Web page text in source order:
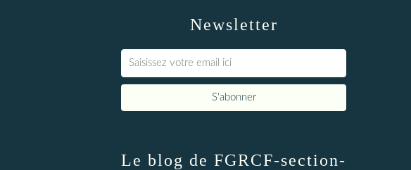
Newsletter
Le blog de FGRCF-section-